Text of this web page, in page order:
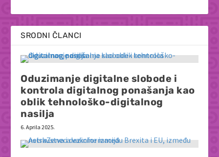
SRODNI ČLANCI
Oduzimanje digitalne slobode i
kontrola digitalnog ponašanja kao
oblik tehnološko-digitalnog
nasilja
6. Aprila 2025.